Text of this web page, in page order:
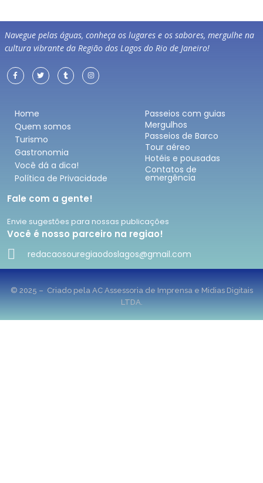
Navegue pelas águas, conheça os lugares e os sabores, mergulhe na
cultura vibrante da Região dos Lagos do Rio de Janeiro!
Home
Quem somos
Turismo
Gastronomia
Você dá a dica!
Política de Privacidade
Passeios com guias
Mergulhos
Passeios de Barco
Tour aéreo
Hotéis e pousadas
Contatos de
emergência
Fale com a gente!
Envie sugestões para nossas publicações
Você é nosso parceiro na regiao!
redacaosouregiaodoslagos@gmail.com
© 2025 – Criado pela AC Assessoria de Imprensa e Midias Digitais
LTDA.